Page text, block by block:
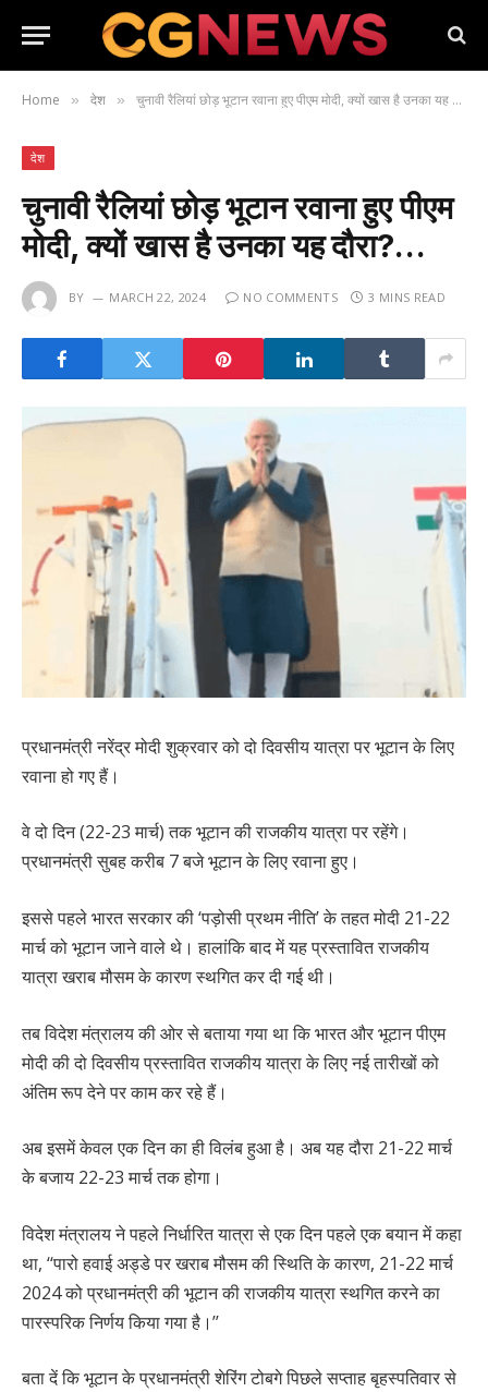
Home » देश » चुनावी रैलियां छोड़ भूटान रवाना हुए पीएम मोदी, क्यों खास है उनका यह दौरा?…
देश
चुनावी रैलियां छोड़ भूटान रवाना हुए पीएम
मोदी, क्यों खास है उनका यह दौरा?…
BY MARCH 22, 2024 NO COMMENTS 3 MINS READ
प्रधानमंत्री नरेंद्र मोदी शुक्रवार को दो दिवसीय यात्रा पर भूटान के लिए
रवाना हो गए हैं।
वे दो दिन (22-23 मार्च) तक भूटान की राजकीय यात्रा पर रहेंगे।
प्रधानमंत्री सुबह करीब 7 बजे भूटान के लिए रवाना हुए।
इससे पहले भारत सरकार की ‘पड़ोसी प्रथम नीति’ के तहत मोदी 21-22
मार्च को भूटान जाने वाले थे। हालांकि बाद में यह प्रस्तावित राजकीय
यात्रा खराब मौसम के कारण स्थगित कर दी गई थी।
तब विदेश मंत्रालय की ओर से बताया गया था कि भारत और भूटान पीएम
मोदी की दो दिवसीय प्रस्तावित राजकीय यात्रा के लिए नई तारीखों को
अंतिम रूप देने पर काम कर रहे हैं।
अब इसमें केवल एक दिन का ही विलंब हुआ है। अब यह दौरा 21-22 मार्च
के बजाय 22-23 मार्च तक होगा।
विदेश मंत्रालय ने पहले निर्धारित यात्रा से एक दिन पहले एक बयान में कहा
था, ‘‘पारो हवाई अड्डे पर खराब मौसम की स्थिति के कारण, 21-22 मार्च
2024 को प्रधानमंत्री की भूटान की राजकीय यात्रा स्थगित करने का
पारस्परिक निर्णय किया गया है।’’
बता दें कि भूटान के प्रधानमंत्री शेरिंग टोबगे पिछले सप्ताह बृहस्पतिवार से